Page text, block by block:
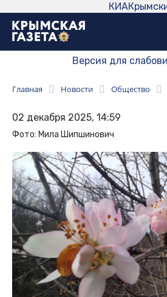
КИА
Версия для
Главная Новости Общество
02 декабря 2025, 14:59
Фото: Мила Шипшинович